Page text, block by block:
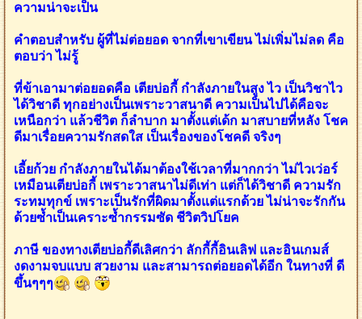
ความน่าจะเป็น
คำตอบสำหรับ ผู้ที่ไม่ต่อยอด จากที่เขาเขียน ไม่เพิ่มไม่ลด คือ
ตอบว่า ไม่รู้
ที่ข้าเอามาต่อยอดคือ เตียบ่อกี้ กำลังภายในสูง ไว เป็นวิชาไว
ได้วิชาดี ทุกอย่างเป็นเพราะวาสนาดี ความเป็นไปได้คือจะ
เหนือกว่า แล้วชีวิต ก็ลำบาก มาตั้งแต่เด้ก มาสบายที่หลัง โชค
ดีมาเรื่อยความรักสดใส เป็นเรื่องของโชคดี จริงๆ
เอี้ยก้วย กำลังภายในได้มาต้องใช้เวลาที่มากกว่า ไม่ไวเว่อร์
เหมือนเตียบ่อกี้ เพราะวาสนาไม่ดีเท่า แต่ก็ได้วิชาดี ความรัก
ระทมทุกข์ เพราะเป็นรักที่ผิดมาตั้งแต่แรกด้วย ไม่น่าจะรักกัน
ด้วยซ้ำเป็นเคราะซ้ำกรรมซัด ชีวิตวิปโยค
ภาษี ของทางเตียบ่อกี้ดีเลิศกว่า ลักกี้กี้อินเลิฟ และอินเกมส์
งดงามจบแบบ สวยงาม และสามารถต่อยอดได้อีก ในทางที่ ดี
ขึ้นๆๆๆ